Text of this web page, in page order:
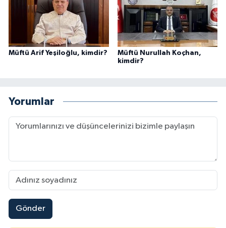
Müftü Arif Yeşiloğlu, kimdir?
Müftü Nurullah Koçhan,
kimdir?
Yorumlar
Gönder